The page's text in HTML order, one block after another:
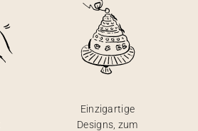
Einzigartige
Designs, zum